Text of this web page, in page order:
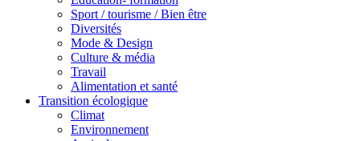
Sport / tourisme / Bien être
Diversités
Mode & Design
Culture & média
Travail
Alimentation et santé
Transition écologique
Climat
Environnement